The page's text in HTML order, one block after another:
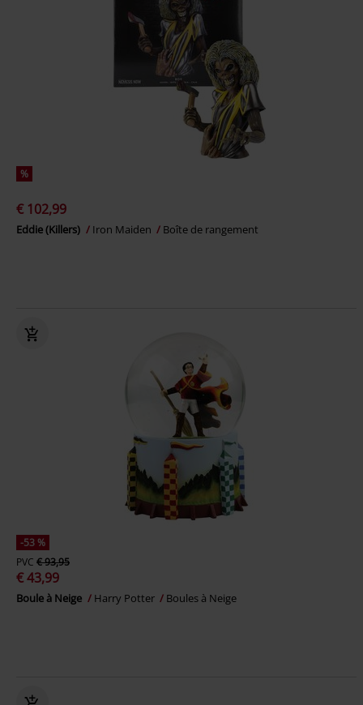
%
€ 102,99
Eddie (Killers) Iron Maiden Boîte de rangement
-53 %
PVC € 93,95
€ 43,99
Boule à Neige Harry Potter Boules à Neige